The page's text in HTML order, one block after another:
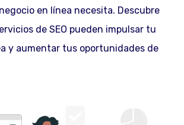
en línea necesita. Descubre
de SEO pueden impulsar tu
y aumentar tus oportunidades de